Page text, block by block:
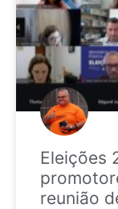
Eleições
reunião